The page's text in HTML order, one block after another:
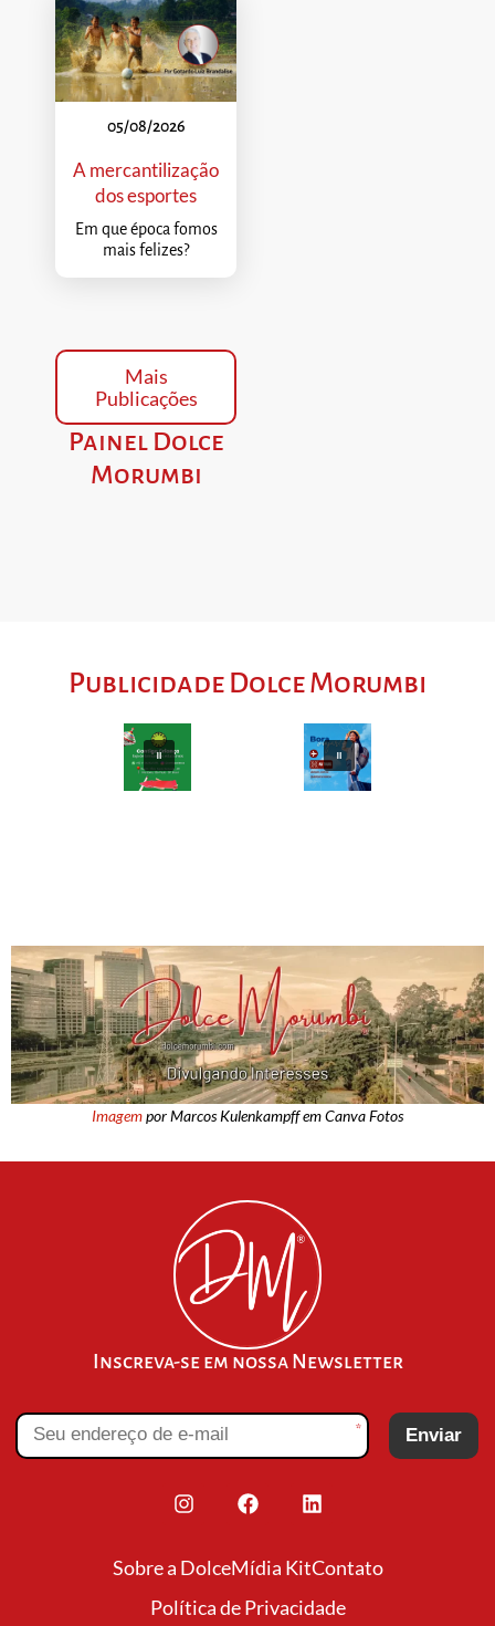
05/08/2026
A mercantilização
dos esportes
Em que época fomos
mais felizes?
Mais
Publicações
Painel Dolce
Morumbi
Publicidade Dolce Morumbi
Imagempor Marcos Kulenkampff em Canva Fotos
Inscreva-se em nossa Newsletter
* Enviar
Sobre a DolceMídia KitContato
Política de Privacidade